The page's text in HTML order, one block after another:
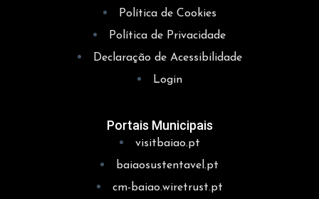
Política de Cookies
Política de Privacidade
Declaração de Acessibilidade
Login
Portais Municipais
visitbaiao.pt
baiaosustentavel.pt
cm-baiao.wiretrust.pt